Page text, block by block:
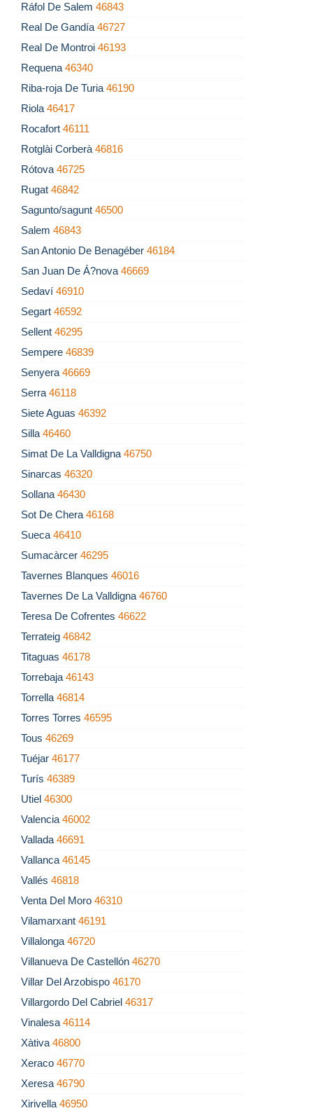
Ráfol De Salem 46843
Real De Gandía 46727
Real De Montroi 46193
Requena 46340
Riba-roja De Turia 46190
Riola 46417
Rocafort 46111
Rotglài Corberà 46816
Rótova 46725
Rugat 46842
Sagunto/sagunt 46500
Salem 46843
San Antonio De Benagéber 46184
San Juan De Á?nova 46669
Sedaví 46910
Segart 46592
Sellent 46295
Sempere 46839
Senyera 46669
Serra 46118
Siete Aguas 46392
Silla 46460
Simat De La Valldigna 46750
Sinarcas 46320
Sollana 46430
Sot De Chera 46168
Sueca 46410
Sumacàrcer 46295
Tavernes Blanques 46016
Tavernes De La Valldigna 46760
Teresa De Cofrentes 46622
Terrateig 46842
Titaguas 46178
Torrebaja 46143
Torrella 46814
Torres Torres 46595
Tous 46269
Tuéjar 46177
Turís 46389
Utiel 46300
Valencia 46002
Vallada 46691
Vallanca 46145
Vallés 46818
Venta Del Moro 46310
Vilamarxant 46191
Villalonga 46720
Villanueva De Castellón 46270
Villar Del Arzobispo 46170
Villargordo Del Cabriel 46317
Vinalesa 46114
Xàtiva 46800
Xeraco 46770
Xeresa 46790
Xirivella 46950